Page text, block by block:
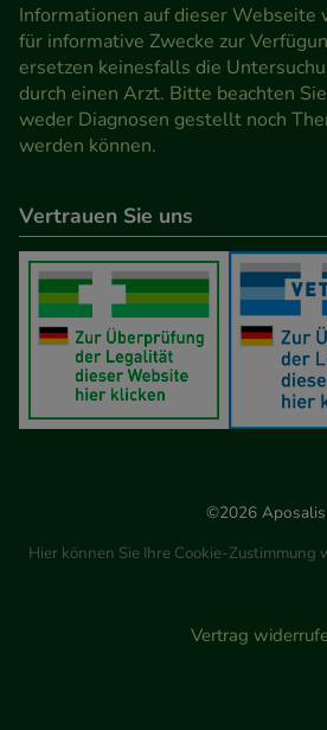
Informationen auf dieser Webseite
für informative Zwecke zur
ersetzen keinesfalls die
durch einen Arzt. Bitte beachten
weder Diagnosen gestellt noch
werden können.
Vertrauen Sie uns
©2026 Aposalis
Hier können Sie Ihre Cookie-Zustimmung
Vertrag